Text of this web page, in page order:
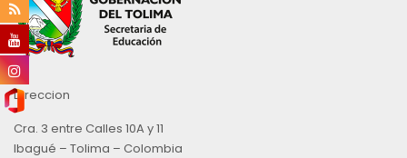
Direccion
Cra. 3 entre Calles 10A y 11
Ibagué – Tolima – Colombia